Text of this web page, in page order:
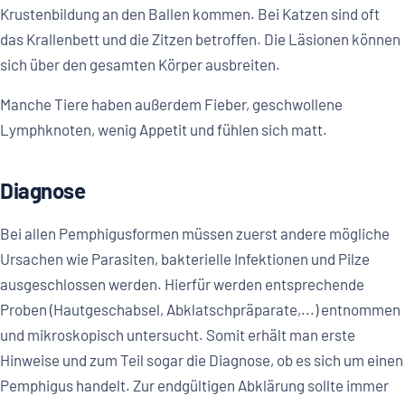
Krustenbildung an den Ballen kommen. Bei Katzen sind oft
das Krallenbett und die Zitzen betroffen. Die Läsionen können
sich über den gesamten Körper ausbreiten.
Manche Tiere haben außerdem Fieber, geschwollene
Lymphknoten, wenig Appetit und fühlen sich matt.
Diagnose
Bei allen Pemphigusformen müssen zuerst andere mögliche
Ursachen wie Parasiten, bakterielle Infektionen und Pilze
ausgeschlossen werden. Hierfür werden entsprechende
Proben (Hautgeschabsel, Abklatschpräparate,...) entnommen
und mikroskopisch untersucht. Somit erhält man erste
Hinweise und zum Teil sogar die Diagnose, ob es sich um einen
Pemphigus handelt. Zur endgültigen Abklärung sollte immer